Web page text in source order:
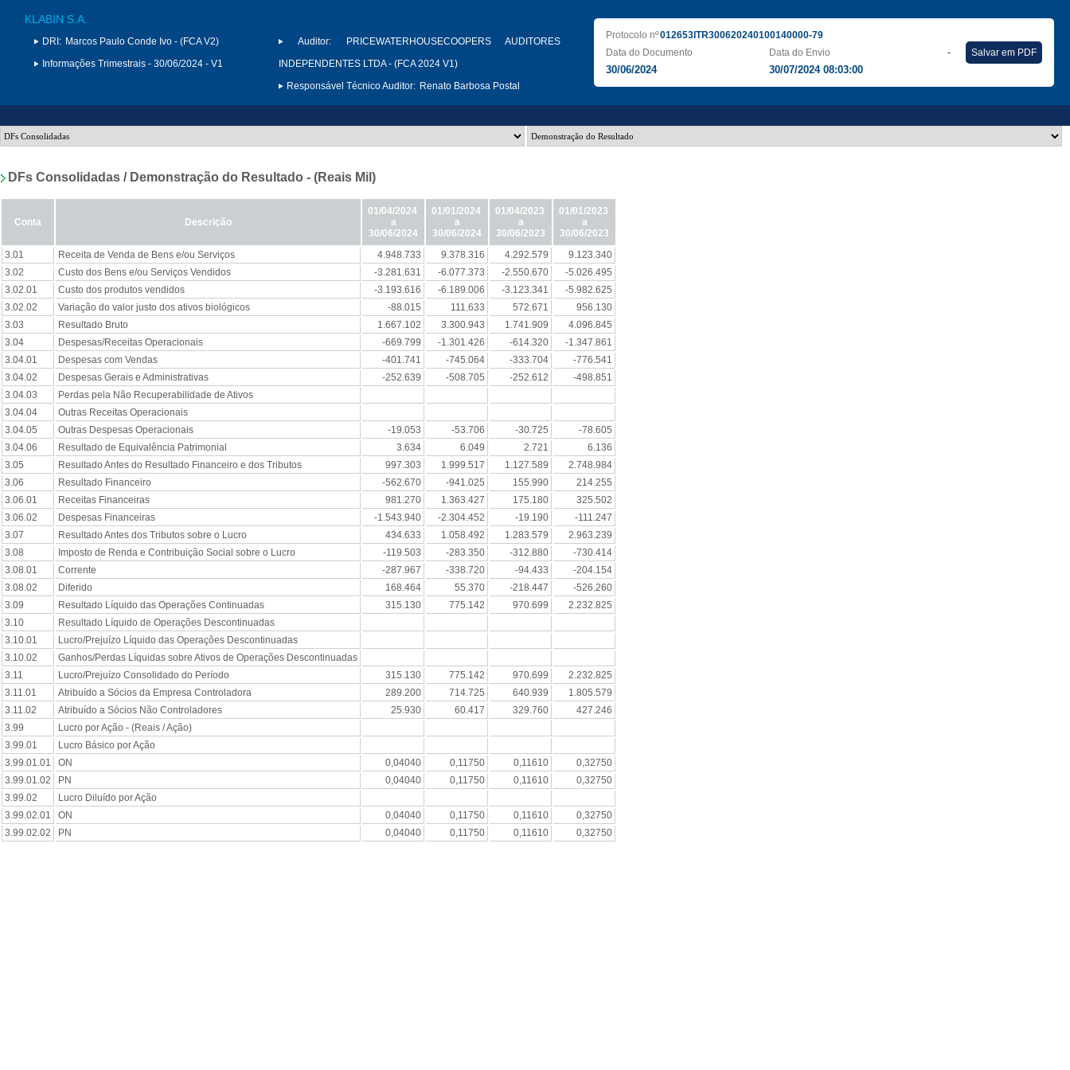
KLABIN S.A.
DRI: Marcos Paulo Conde Ivo - (FCA V2)
Informações Trimestrais - 30/06/2024 - V1
Auditor:
PRICEWATERHOUSECOOPERS AUDITORES
INDEPENDENTES LTDA - (FCA 2024 V1)
Responsável Técnico Auditor: Renato Barbosa Postal
Protocolo nº012653ITR300620240100140000-79
Data do Documento
30/06/2024
Data do Envio
30/07/2024 08:03:00
- Salvar em PDF